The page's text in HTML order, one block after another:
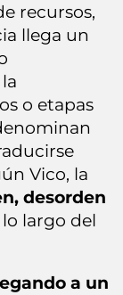
recursos,
llega un
o etapas
Vico, la
desorden
lo largo del
a un